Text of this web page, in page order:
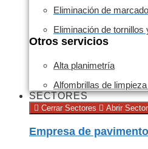
Eliminación de
Eliminación de tornillos
Otros servicios
Alta planimetría
Alfombrillas de
SECTORES
Cerrar Sectores Abrir
Empresa de